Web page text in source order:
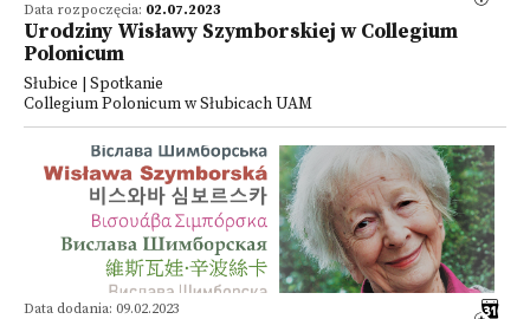
Data rozpoczęcia: 02.07.2023
Urodziny Wisławy Szymborskiej w Collegium
Polonicum
Słubice | Spotkanie
Collegium Polonicum w Słubicach UAM
Data dodania: 09.02.2023